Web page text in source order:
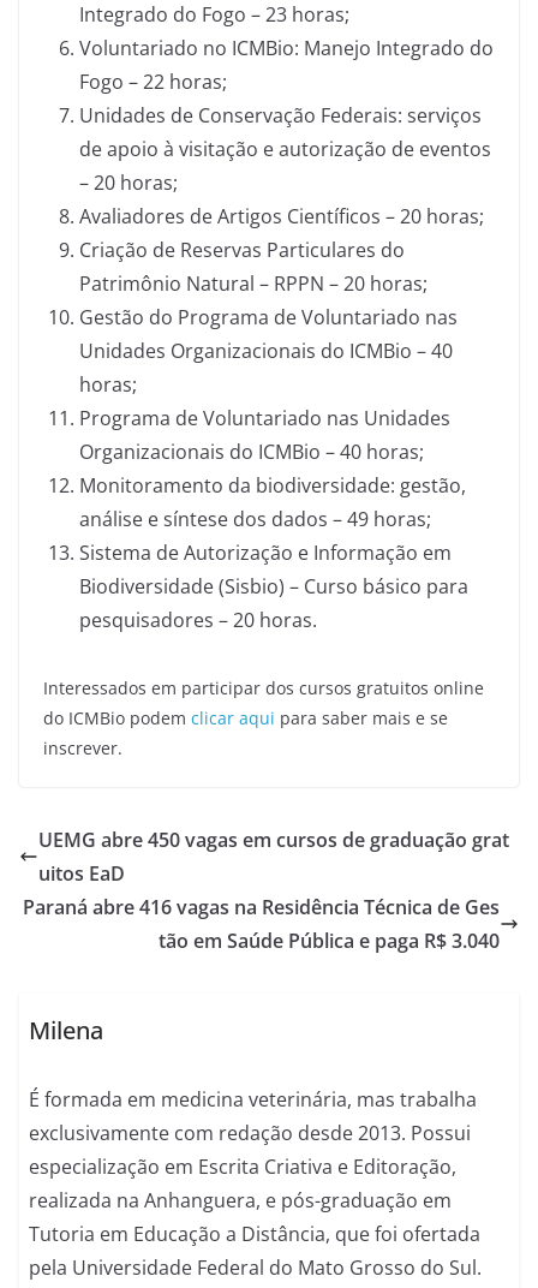
Integrado do Fogo – 23 horas;
Voluntariado no ICMBio: Manejo Integrado do
Fogo – 22 horas;
Unidades de Conservação Federais: serviços
de apoio à visitação e autorização de eventos
– 20 horas;
Avaliadores de Artigos Científicos – 20 horas;
Criação de Reservas Particulares do
Patrimônio Natural – RPPN – 20 horas;
Gestão do Programa de Voluntariado nas
Unidades Organizacionais do ICMBio – 40
horas;
Programa de Voluntariado nas Unidades
Organizacionais do ICMBio – 40 horas;
Monitoramento da biodiversidade: gestão,
análise e síntese dos dados – 49 horas;
Sistema de Autorização e Informação em
Biodiversidade (Sisbio) – Curso básico para
pesquisadores – 20 horas.
Interessados em participar dos cursos gratuitos online
do ICMBio podem clicar aqui para saber mais e se
inscrever.
UEMG abre 450 vagas em cursos de graduação grat
uitos EaD
Paraná abre 416 vagas na Residência Técnica de Ges
tão em Saúde Pública e paga R$ 3.040
Milena
É formada em medicina veterinária, mas trabalha
exclusivamente com redação desde 2013. Possui
especialização em Escrita Criativa e Editoração,
realizada na Anhanguera, e pós-graduação em
Tutoria em Educação a Distância, que foi ofertada
pela Universidade Federal do Mato Grosso do Sul.